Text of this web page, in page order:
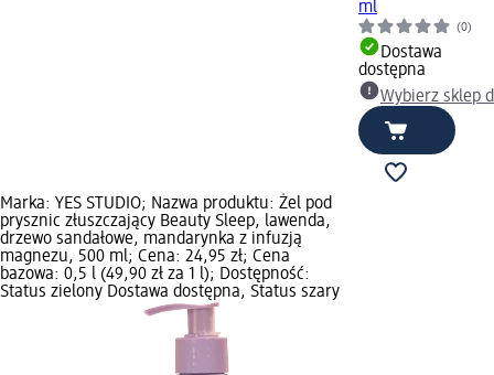
ml
(0)
Dostawa
dostępna
Wybierz sklep
Marka: YES STUDIO; Nazwa produktu: Żel pod
prysznic złuszczający Beauty Sleep, lawenda,
drzewo sandałowe, mandarynka z infuzją
magnezu, 500 ml; Cena: 24,95 zł; Cena
bazowa: 0,5 l (49,90 zł za 1 l); Dostępność:
Status zielony Dostawa dostępna, Status szary